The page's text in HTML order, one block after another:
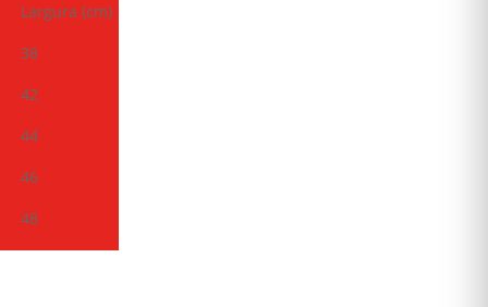
Largura (cm)
38
42
44
46
48